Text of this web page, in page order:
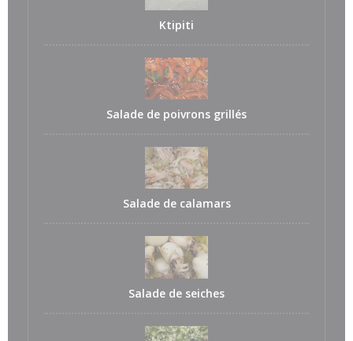
Ktipiti
Salade de poivrons grillés
Salade de calamars
Salade de seiches